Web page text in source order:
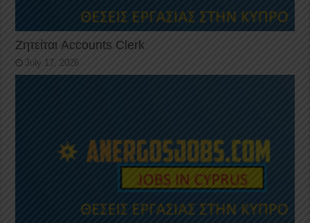
Ζητείται Accounts Clerk
July 17, 2026